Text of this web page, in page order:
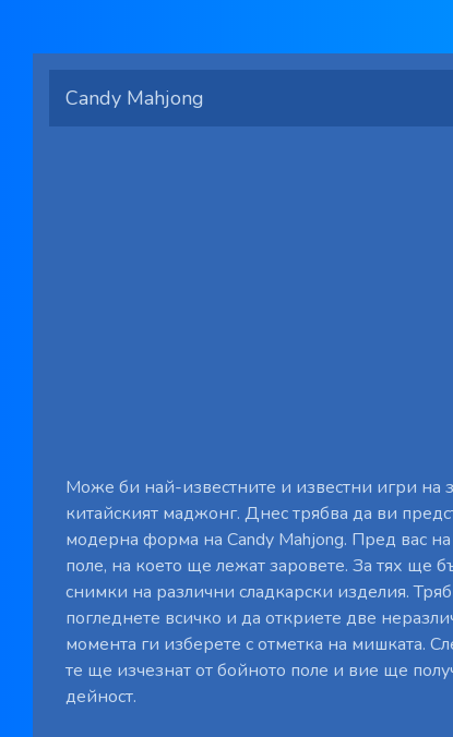
Candy Mahjong
Може би най-известните и известни игри на
китайският маджонг. Днес трябва да ви
модерна форма на Candy Mahjong. Пред вас
поле, на което ще лежат заровете. За тях ще
снимки на различни сладкарски изделия.
погледнете всичко и да откриете две
момента ги изберете с отметка на мишката.
те ще изчезнат от бойното поле и вие ще
дейност.